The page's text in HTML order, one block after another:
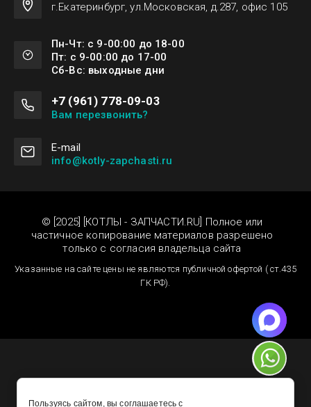
г.Екатеринбург, ул.Московская, д.287, офис 105
Пн-Чт: с 9-00:00 до 18-00
Пт: с 9-00:00 до 17-00
Сб-Вс: выходные дни
+7 (961) 778-09-03
Вам перезвонить?
Е-mail
info@kotly-zapchasti.ru
© [2025] [КОТЛЫ - ЗАПЧАСТИ.RU] Полное или
частичное копирование материалов разрешено
только с согласия владельца сайта
Указанные на сайте цены не являются публичной офертой ( ст.435
ГК РФ).
Пользуясь сайтом, вы соглашаетесь с